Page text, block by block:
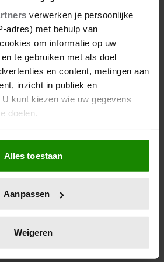
verwerken je persoonlijke
adres) met behulp van
om informatie op uw
te gebruiken met als doel
en content, metingen aan
inzicht in publiek en
kunt kiezen wie uw gegevens
doelen.
we ook graag:
over uw geografische
paar meter nauwkeurig kan zijn
eigenschappen (fingerprinting)
in het
Alles toestaan
Aanpassen
Weigeren
APPELTJES VAN
UIT
reikt koningin Máxima
in Den Haag de Appeltjes
Ook prinses Beatrix (87) is bij
aanwezig. Dat maakte de
bekend.